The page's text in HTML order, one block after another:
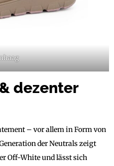
dezenter
– vor allem in Form von
der Neutrals zeigt
Off-White und lässt sich